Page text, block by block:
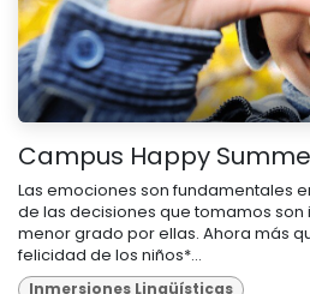
Campus Happy
Las emociones son fundamentales
de las decisiones que tomamos
menor grado por ellas. Ahora más
felicidad de los niños*...
Inmersiones Lingüísticas